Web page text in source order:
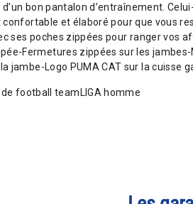
bon pantalon d’entraînement.
et élaboré pour que vous
ses poches zippées pour ranger vos
Fermetures zippées sur les
jambe-Logo PUMA CAT sur la cuisse
football teamLIGA homme